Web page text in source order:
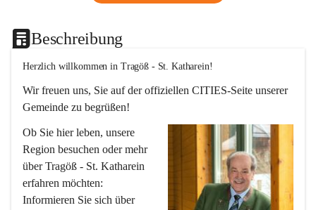
Beschreibung
Herzlich willkommen in Tragöß - St. Katharein!
Wir freuen uns, Sie auf der offiziellen CITIES-Seite unserer
Gemeinde zu begrüßen!
Ob Sie hier leben, unsere
Region besuchen oder mehr
über Tragöß - St. Katharein
erfahren möchten:
Informieren Sie sich über